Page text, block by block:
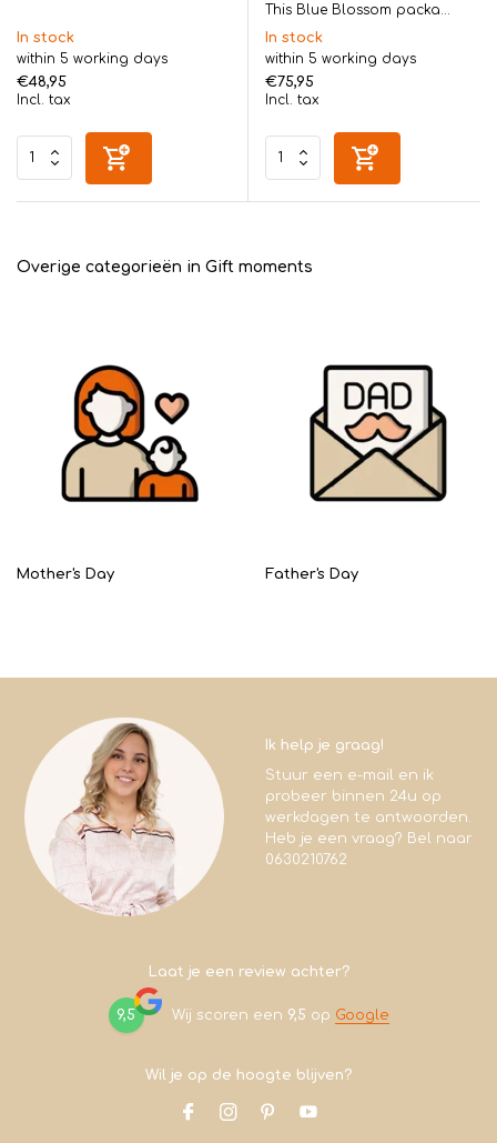
In stock
within 5 working days
€48,95
Incl. tax
This Blue Blossom packa...
In stock
within 5 working days
€75,95
Incl. tax
Overige categorieën in Gift moments
Mother's Day Father's Day
Ik help je graag!
Stuur een e-mail en ik
probeer binnen 24u op
werkdagen te antwoorden.
Heb je een vraag? Bel naar
0630210762
Laat je een review achter?
9,5 Wij scoren een 9,5 op Google
Wil je op de hoogte blijven?